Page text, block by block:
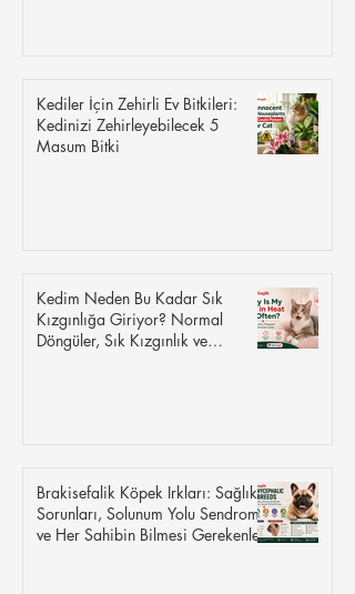
Kediler İçin Zehirli Ev Bitkileri:
Kedinizi Zehirleyebilecek 5
Masum Bitki
Kedim Neden Bu Kadar Sık
Kızgınlığa Giriyor? Normal
Döngüler, Sık Kızgınlık ve
Brakisefalik Köpek Irkları: Sağlık
Sorunları, Solunum Yolu Sendromu
ve Her Sahibin Bilmesi Gerekenler